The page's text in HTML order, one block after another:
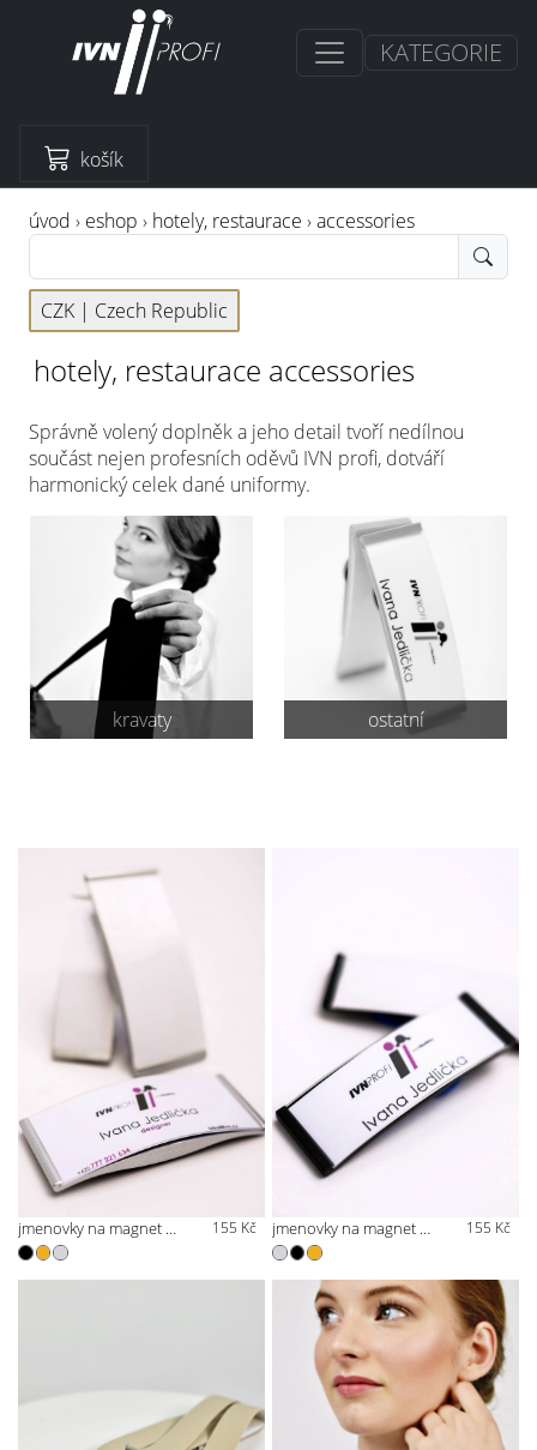
KATEGORIE
košík
úvod › eshop › hotely, restaurace ›accessories
CZK | Czech Republic
hotely, restaurace accessories
Správně volený doplněk a jeho detail tvoří nedílnou
součást nejen profesních oděvů IVN profi, dotváří
harmonický celek dané uniformy.
kravaty ostatní
jmenovky na magnet širší 155 Kč jmenovky na magnet užší 155 Kč